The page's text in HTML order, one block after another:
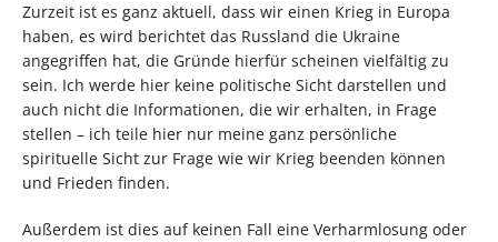
Zurzeit ist es ganz aktuell, dass wir einen Krieg in Europa
haben, es wird berichtet das Russland die Ukraine
angegriffen hat, die Gründe hierfür scheinen vielfältig zu
sein. Ich werde hier keine politische Sicht darstellen und
auch nicht die Informationen, die wir erhalten, in Frage
stellen – ich teile hier nur meine ganz persönliche
spirituelle Sicht zur Frage wie wir Krieg beenden können
und Frieden finden.
Außerdem ist dies auf keinen Fall eine Verharmlosung oder